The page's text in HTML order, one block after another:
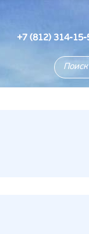
+7 (812) 314-15-